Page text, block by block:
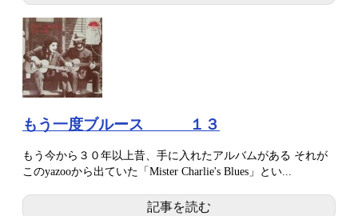
もう一度ブルース １３
もう今から３０年以上昔、手に入れたアルバムがある それが
このyazooから出ていた「Mister Charlie's Blues」とい...
記事を読む